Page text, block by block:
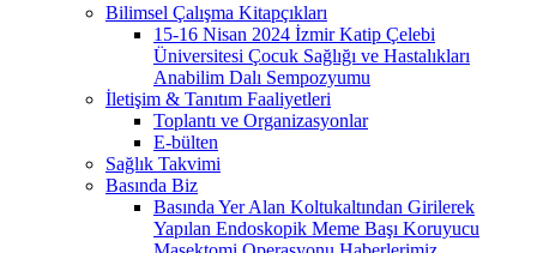
Bilimsel Çalışma Kitapçıkları
15-16 Nisan 2024 İzmir Katip Çelebi
Üniversitesi Çocuk Sağlığı ve Hastalıkları
Anabilim Dalı Sempozyumu
İletişim & Tanıtım Faaliyetleri
Toplantı ve Organizasyonlar
E-bülten
Sağlık Takvimi
Basında Biz
Basında Yer Alan Koltukaltından Girilerek
Yapılan Endoskopik Meme Başı Koruyucu